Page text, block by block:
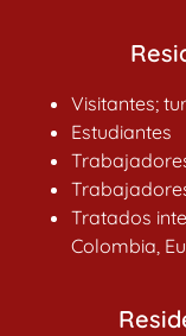
Visitantes;
Estudiantes
Tratados
Colombia,